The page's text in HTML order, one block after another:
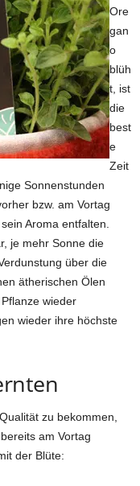
Ore
gan
o
blüh
t, ist
die
best
e
Zeit
Sonnenstunden
bzw. am Vortag
Aroma entfalten.
je mehr Sonne die
über die
ätherischen Ölen
wieder
wieder ihre höchste
zu bekommen,
am Vortag
der Blüte: